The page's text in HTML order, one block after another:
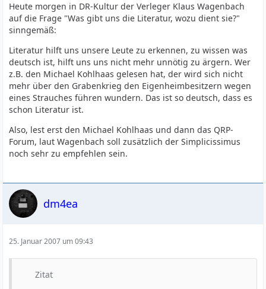
Heute morgen in DR-Kultur der Verleger Klaus Wagenbach
auf die Frage "Was gibt uns die Literatur, wozu dient sie?"
sinngemäß:
Literatur hilft uns unsere Leute zu erkennen, zu wissen was
deutsch ist, hilft uns uns nicht mehr unnötig zu ärgern. Wer
z.B. den Michael Kohlhaas gelesen hat, der wird sich nicht
mehr über den Grabenkrieg den Eigenheimbesitzern wegen
eines Strauches führen wundern. Das ist so deutsch, dass es
schon Literatur ist.
Also, lest erst den Michael Kohlhaas und dann das QRP-
Forum, laut Wagenbach soll zusätzlich der Simplicissimus
noch sehr zu empfehlen sein.
dm4ea
25. Januar 2007 um 09:43
Zitat